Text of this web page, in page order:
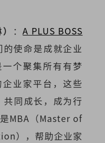
：A PLUS BOSS
使命是成就企业
个聚集所有有梦
业家平台，这些
同成长，成为行
MBA（Master of
），帮助企业家